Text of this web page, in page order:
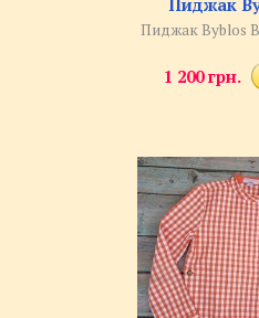
Пиджак
Пиджак Byblos
1 200 грн.